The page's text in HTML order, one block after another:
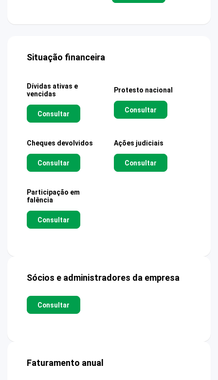
Situação financeira
Dívidas ativas e
vencidas
Consultar
Protesto nacional
Consultar
Cheques devolvidos
Consultar
Ações judiciais
Consultar
Participação em
falência
Consultar
Sócios e administradores da empresa
Consultar
Faturamento anual